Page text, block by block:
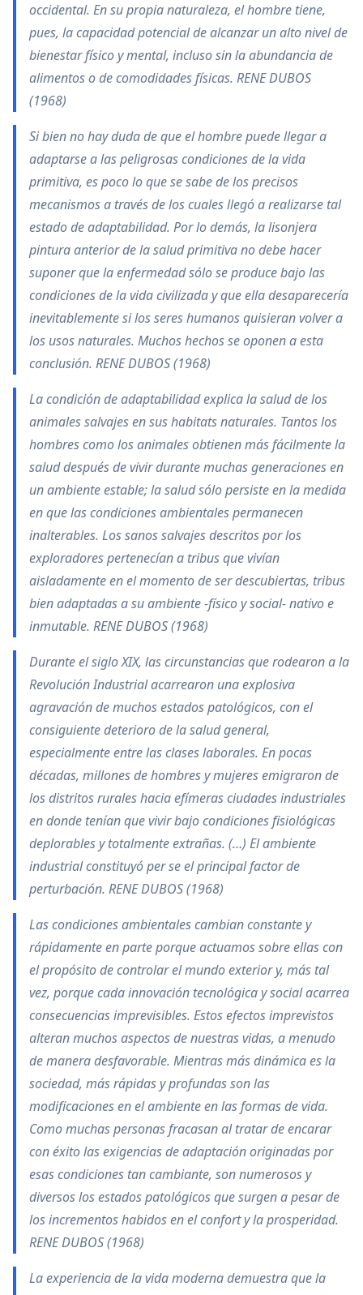
occidental. En su propia naturaleza, el hombre tiene,
pues, la capacidad potencial de alcanzar un alto nivel de
bienestar físico y mental, incluso sin la abundancia de
alimentos o de comodidades físicas. RENE DUBOS
(1968)
Si bien no hay duda de que el hombre puede llegar a
adaptarse a las peligrosas condiciones de la vida
primitiva, es poco lo que se sabe de los precisos
mecanismos a través de los cuales llegó a realizarse tal
estado de adaptabilidad. Por lo demás, la lisonjera
pintura anterior de la salud primitiva no debe hacer
suponer que la enfermedad sólo se produce bajo las
condiciones de la vida civilizada y que ella desaparecería
inevitablemente si los seres humanos quisieran volver a
los usos naturales. Muchos hechos se oponen a esta
conclusión. RENE DUBOS (1968)
La condición de adaptabilidad explica la salud de los
animales salvajes en sus habitats naturales. Tantos los
hombres como los animales obtienen más fácilmente la
salud después de vivir durante muchas generaciones en
un ambiente estable; la salud sólo persiste en la medida
en que las condiciones ambientales permanecen
inalterables. Los sanos salvajes descritos por los
exploradores pertenecían a tribus que vivían
aisladamente en el momento de ser descubiertas, tribus
bien adaptadas a su ambiente -físico y social- nativo e
inmutable. RENE DUBOS (1968)
Durante el siglo XIX, las circunstancias que rodearon a la
Revolución Industrial acarrearon una explosiva
agravación de muchos estados patológicos, con el
consiguiente deterioro de la salud general,
especialmente entre las clases laborales. En pocas
décadas, millones de hombres y mujeres emigraron de
los distritos rurales hacia efímeras ciudades industriales
en donde tenían que vivir bajo condiciones fisiológicas
deplorables y totalmente extrañas. (…) El ambiente
industrial constituyó per se el principal factor de
perturbación. RENE DUBOS (1968)
Las condiciones ambientales cambian constante y
rápidamente en parte porque actuamos sobre ellas con
el propósito de controlar el mundo exterior y, más tal
vez, porque cada innovación tecnológica y social acarrea
consecuencias imprevisibles. Estos efectos imprevistos
alteran muchos aspectos de nuestras vidas, a menudo
de manera desfavorable. Mientras más dinámica es la
sociedad, más rápidas y profundas son las
modificaciones en el ambiente en las formas de vida.
Como muchas personas fracasan al tratar de encarar
con éxito las exigencias de adaptación originadas por
esas condiciones tan cambiante, son numerosos y
diversos los estados patológicos que surgen a pesar de
los incrementos habidos en el confort y la prosperidad.
RENE DUBOS (1968)
La experiencia de la vida moderna demuestra que la